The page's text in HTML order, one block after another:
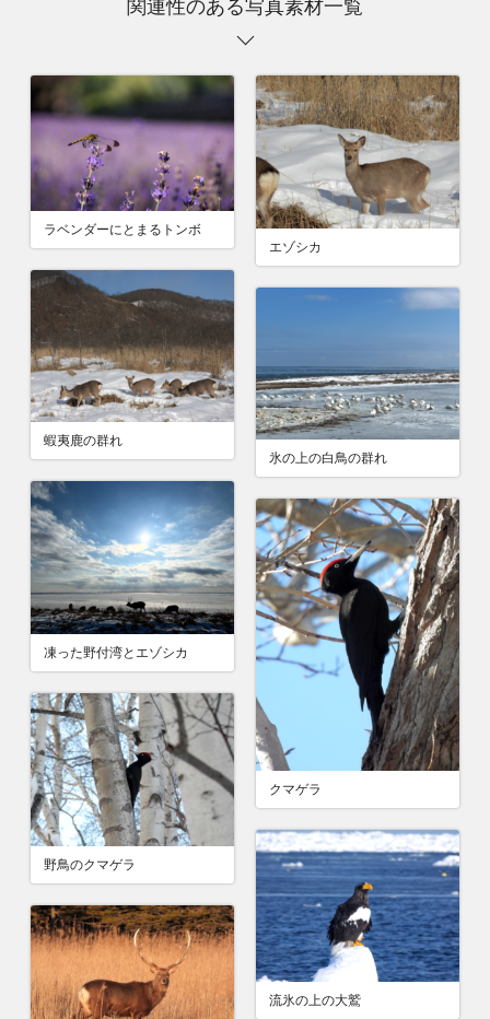
関連性のある写真素材一覧
ラベンダーにとまるトンボ
エゾシカ
蝦夷鹿の群れ
氷の上の白鳥の群れ
凍った野付湾とエゾシカ
クマゲラ
野鳥のクマゲラ
流氷の上の大鷲